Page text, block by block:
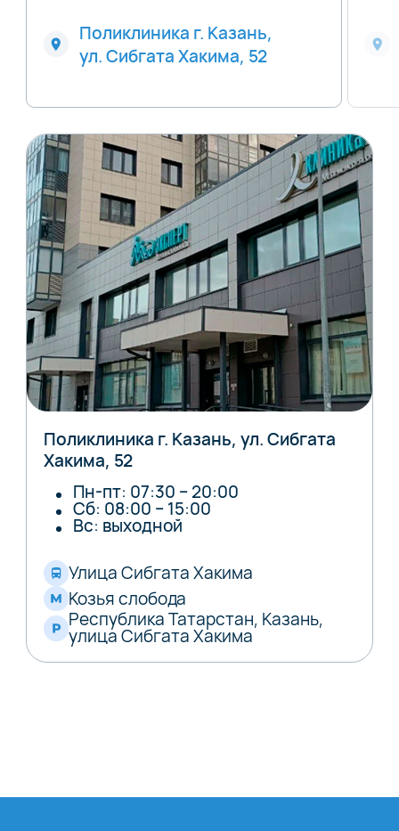
Поликлиника г. Казань,
ул. Сибгата Хакима, 52
Поликлиника г. Казань, ул. Сибгата
Хакима, 52
Пн-пт: 07:30 – 20:00
Сб: 08:00 – 15:00
Вс: выходной
Улица Сибгата Хакима
Козья слобода
Республика Татарстан, Казань,
улица Сибгата Хакима